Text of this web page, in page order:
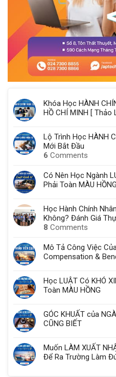
Khóa Học HÀNH
HỒ CHÍ MINH [ Thảo
Lộ Trình Học HÀNH
Mới Bắt Đầu
6 Comments
Có Nên Học Ngành
Phải Toàn MÀU HỒNG
Học Hành Chính
Không? Đánh Giá
8 Comments
Mô Tả Công Việc
Compensation &
Học LUẬT Có KHÓ
Toàn MÀU HỒNG
GÓC KHUẤT của
CŨNG BIẾT
Muốn LÀM XUẤT
Để Ra Trường Làm